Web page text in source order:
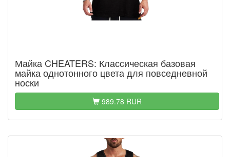
Майка CHEATERS: Классическая базовая
майка однотонного цвета для повседневной
носки
989.78 RUR